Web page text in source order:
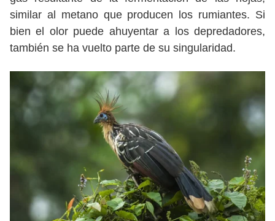
similar al metano que producen los rumiantes. Si
bien el olor puede ahuyentar a los depredadores,
también se ha vuelto parte de su singularidad.